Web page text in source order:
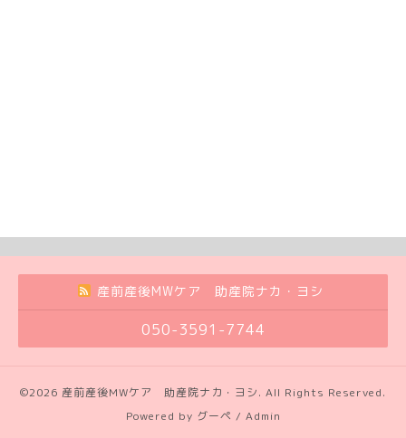
産前産後MWケア 助産院ナカ・ヨシ
050-3591-7744
©2026 産前産後MWケア 助産院ナカ・ヨシ. All Rights Reserved.
Powered by グーペ / Admin